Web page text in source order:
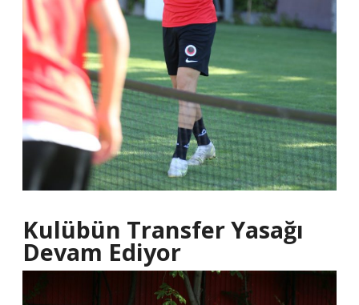
Kulübün Transfer Yasağı
Devam Ediyor